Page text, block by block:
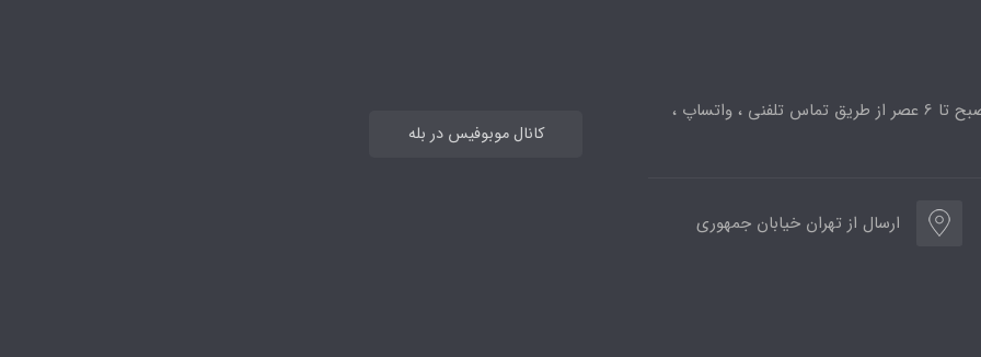
ساعت پاسخگویی از 10صبح تا 6 عصر از طریق تماس تلفنی ، واتساپ ،
ارسال از تهران خیابان جمهوری
کانال موبوفیس در بله